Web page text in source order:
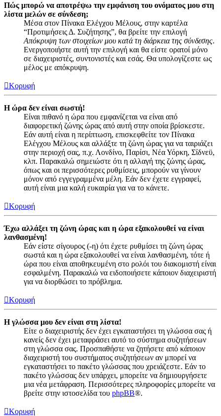
Πώς μπορώ να αποτρέψω την εμφάνιση του ονόματος μου στη
λίστα μελών σε σύνδεση;
Μέσα στον Πίνακα Ελέγχου Μέλους, στην καρτέλα
“Προτιμήσεις Δ. Συζήτησης”, θα βρείτε την επιλογή
Απόκρυψη των στοιχείων μου κατά τη διάρκεια της σύνδεσης.
Ενεργοποιήστε αυτή την επιλογή και θα είστε ορατοί μόνο
σε διαχειριστές, συντονιστές και εσάς. Θα υπολογίζεστε ως
μέλος με απόκρυψη.
Κορυφή
Η ώρα δεν είναι σωστή!
Είναι πιθανό η ώρα που εμφανίζεται να είναι από
διαφορετική ζώνης ώρας από αυτή στην οποία βρίσκεστε.
Εάν αυτή είναι η περίπτωση, επισκεφθείτε τον Πίνακα
Ελέγχου Μέλους και αλλάξτε τη ζώνη ώρας για να ταιριάζει
στην περιοχή σας, π.χ. Λονδίνο, Παρίσι, Νέα Υόρκη, Σίδνεϋ,
κλπ. Παρακαλώ σημειώστε ότι η αλλαγή της ζώνης ώρας,
όπως και οι περισσότερες ρυθμίσεις, μπορούν να γίνουν
μόνον από εγγεγραμμένα μέλη. Εάν δεν έχετε εγγραφεί,
αυτή είναι μια καλή ευκαιρία για να το κάνετε.
Κορυφή
Έχω αλλάξει τη ζώνη ώρας και η ώρα εξακολουθεί να είναι
λανθασμένη!
Εάν είστε σίγουρος (-η) ότι έχετε ρυθμίσει τη ζώνη ώρας
σωστά και η ώρα εξακολουθεί να είναι λανθασμένη, τότε ή
ώρα που είναι αποθηκευμένη στο ρολόι του διακομιστή είναι
εσφαλμένη. Παρακαλώ να ειδοποιήσετε κάποιον διαχειριστή
για να διορθώσει το πρόβλημα.
Κορυφή
Η γλώσσα μου δεν είναι στη λίστα!
Είτε ο διαχειριστής δεν έχει εγκαταστήσει τη γλώσσα σας ή
κανείς δεν έχει μεταφράσει αυτό το σύστημα συζητήσεων
στη γλώσσα σας. Προσπαθήστε να ζητήσετε από κάποιον
διαχειριστή του συστήματος συζητήσεων αν μπορεί να
εγκαταστήσει το πακέτο γλώσσας που χρειάζεστε. Εάν το
πακέτο γλώσσας δεν υπάρχει, μπορείτε να δημιουργήσετε
μια νέα μετάφραση. Περισσότερες πληροφορίες μπορείτε να
βρείτε στην ιστοσελίδα του phpBB®.
Κορυφή